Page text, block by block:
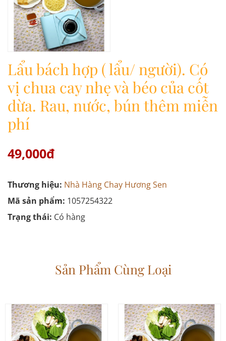
Lẩu bách hợp ( lẩu/ người). Có
vị chua cay nhẹ và béo của cốt
dừa. Rau, nước, bún thêm miễn
phí
49,000đ
Thương hiệu: Nhà Hàng Chay Hương Sen
Mã sản phẩm: 1057254322
Trạng thái: Có hàng
Sản Phẩm Cùng Loại